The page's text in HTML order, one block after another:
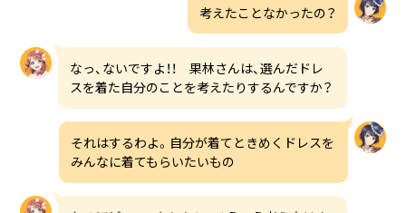
考えたことなかったの？
なっ、ないですよ！！ 果林さんは、選んだドレ
スを着た自分のことを考えたりするんですか？
それはするわよ。自分が着てときめくドレスを
みんなに着てもらいたいもの